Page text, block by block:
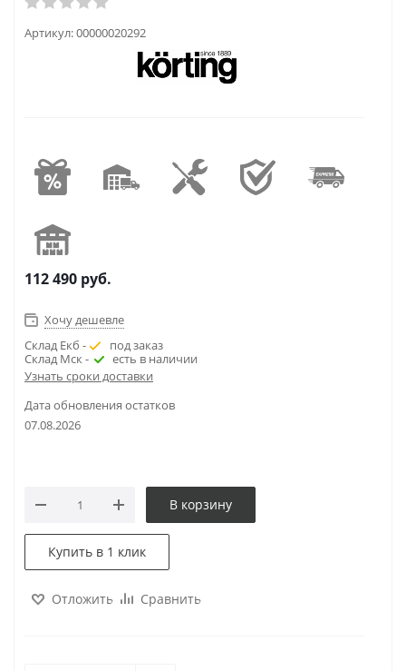
Артикул:00000020292
112 490 руб.
Хочу дешевле
Склад Екб -
под заказ
Склад Мск -
есть в наличии
Узнать сроки доставки
Дата обновления остатков
07.08.2026
В корзину
Купить в 1 клик
Отложить Сравнить